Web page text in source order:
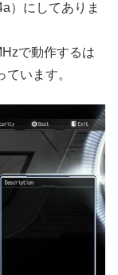
）にしてありま
で動作するは
います。